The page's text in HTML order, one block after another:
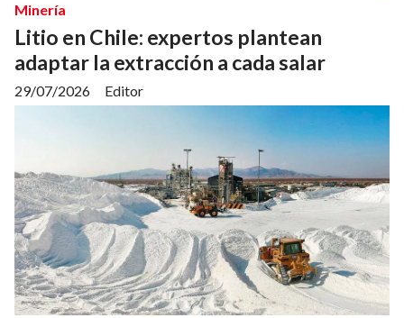
Litio en Chile: expertos plantean
adaptar la extracción a cada salar
Editor
Minería
29/07/2026